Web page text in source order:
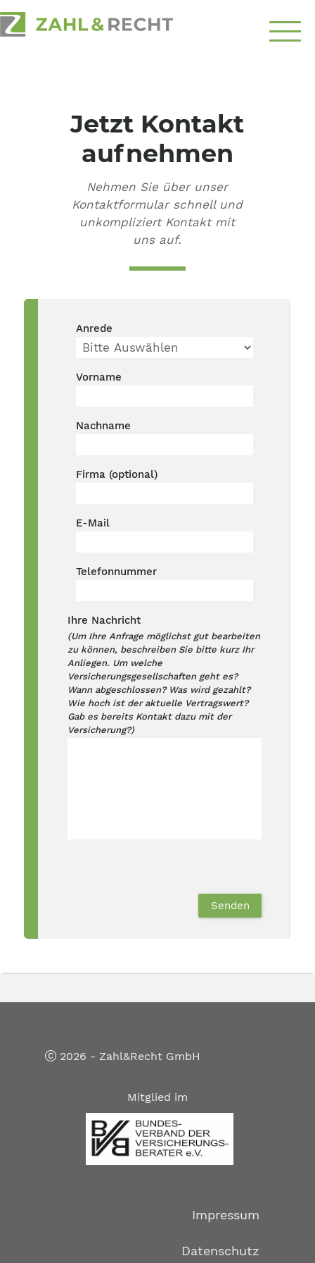
Schwerpunkte
Top-Themen
Jetzt Kontakt
aufnehmen
Nehmen Sie über unser
Kontaktformular schnell und
unkompliziert Kontakt mit
uns auf.
Anrede
Vorname
Nachname
Firma (optional)
E-Mail
Telefonnummer
Ihre Nachricht
(Um Ihre Anfrage möglichst gut bearbeiten
zu können, beschreiben Sie bitte kurz Ihr
Anliegen. Um welche
Versicherungsgesellschaften geht es?
Wann abgeschlossen? Was wird gezahlt?
Wie hoch ist der aktuelle Vertragswert?
Gab es bereits Kontakt dazu mit der
Versicherung?)
2026 - Zahl&Recht GmbH
Mitglied im
Impressum
Datenschutz